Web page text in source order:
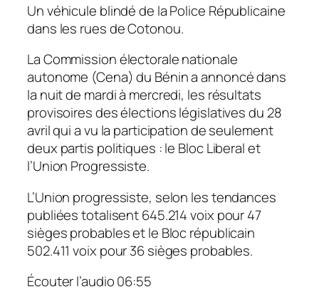
Un véhicule blindé de la Police Républicaine
dans les rues de Cotonou.
La Commission électorale nationale
autonome (Cena) du Bénin a annoncé dans
la nuit de mardi à mercredi, les résultats
provisoires des élections législatives du 28
avril qui a vu la participation de seulement
deux partis politiques : le Bloc Liberal et
l’Union Progressiste.
L’Union progressiste, selon les tendances
publiées totalisent 645.214 voix pour 47
sièges probables et le Bloc républicain
502.411 voix pour 36 sièges probables.
Écouter l’audio06:55